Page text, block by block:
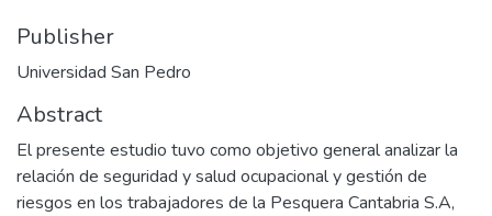
Publisher
Universidad San Pedro
Abstract
El presente estudio tuvo como objetivo general analizar la
relación de seguridad y salud ocupacional y gestión de
riesgos en los trabajadores de la Pesquera Cantabria S.A,